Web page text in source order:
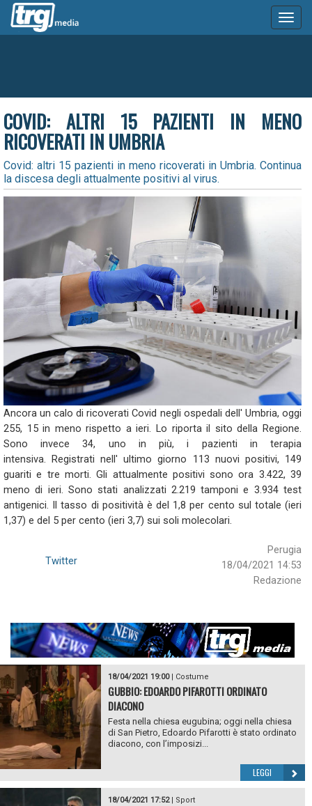
COVID: ALTRI 15 PAZIENTI IN MENO
RICOVERATI IN UMBRIA
Covid: altri 15 pazienti in meno ricoverati in Umbria. Continua
la discesa degli attualmente positivi al virus.
Ancora un calo di ricoverati Covid negli ospedali dell' Umbria, oggi
255, 15 in meno rispetto aieri. Lo riporta il sito della Regione.
Sono invece 34, uno inpiù, i pazienti in terapia
intensiva. Registrati nell' ultimo giorno 113 nuovi positivi, 149
guaritie tre morti. Gli attualmente positivi sono ora 3.422, 39
meno di ieri. Sono stati analizzati 2.219 tamponi e 3.934 test
antigenici. Il tasso di positività è del 1,8 per cento sul totale (ieri
1,37) e del 5 per cento (ieri 3,7) sui soli molecolari.
Perugia
18/04/2021 14:53
Redazione
Twitter
18/04/2021 19:00| Costume
GUBBIO: EDOARDO PIFAROTTI ORDINATO
DIACONO
Festa nella chiesa eugubina; oggi nella chiesa
di San Pietro, Edoardo Pifarotti è stato ordinato
diacono, con l’imposizi...
LEGGI
18/04/2021 17:52| Sport